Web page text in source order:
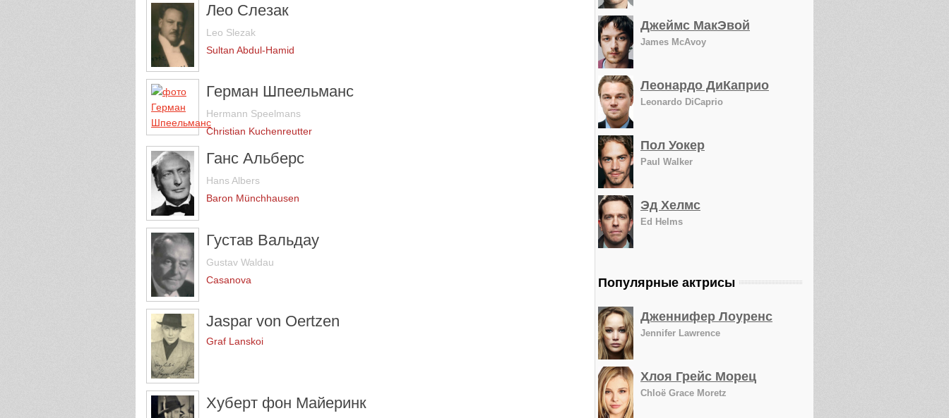
Лео Слезак
Leo Slezak
Sultan Abdul-Hamid
Герман Шпеельманс
Hermann Speelmans
Christian Kuchenreutter
Ганс Альберс
Hans Albers
Baron Münchhausen
Густав Вальдау
Gustav Waldau
Casanova
Jaspar von Oertzen
Graf Lanskoi
Хуберт фон Майеринк
Джеймс МакЭвой
James McAvoy
Леонардо ДиКаприо
Leonardo DiCaprio
Пол Уокер
Paul Walker
Эд Хелмс
Ed Helms
Популярные актрисы
Дженнифер Лоуренс
Jennifer Lawrence
Хлоя Грейс Морец
Chloë Grace Moretz